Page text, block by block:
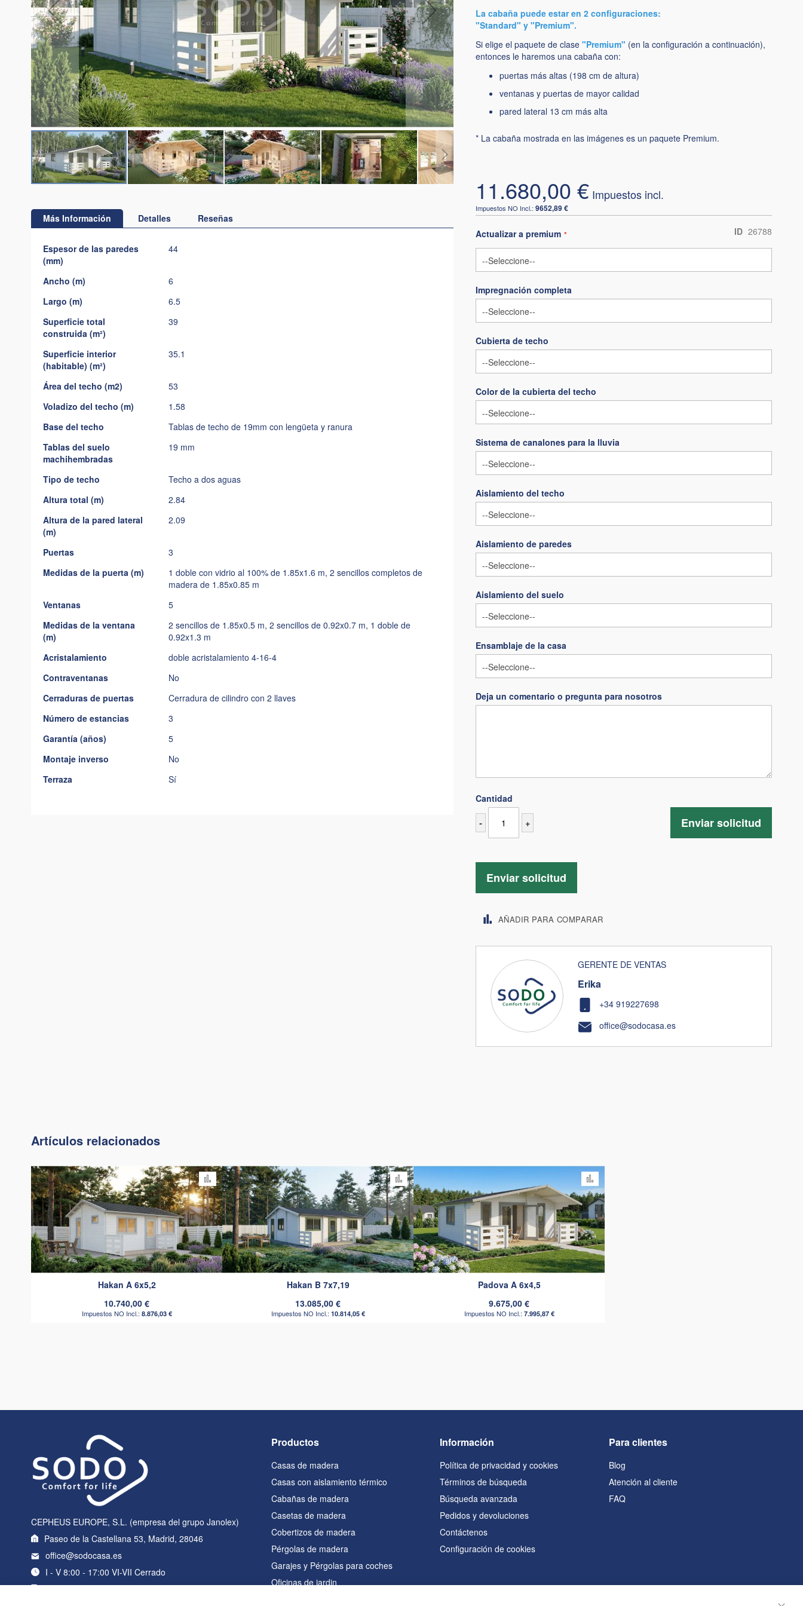
La cabaña puede estar en 2 configuraciones:
"Standard" y "Premium".
Si elige el paquete de clase "Premium" (en la configuración a continuación),
entonces le haremos una cabaña con:
puertas más altas (198 cm de altura)
ventanas y puertas de mayor calidad
pared lateral 13 cm más alta
* La cabaña mostrada en las imágenes es un paquete Premium.
11.680,00 €
9652,89 €
ID 26788
Actualizar a premium
Impregnación completa
Cubierta de techo
Color de la cubierta del techo
Sistema de canalones para la lluvia
Aislamiento del techo
Aislamiento de paredes
Aislamiento del suelo
Ensamblaje de la casa
Deja un comentario o pregunta para nosotros
Cantidad
- + Enviar solicitud
Enviar solicitud
AÑADIR PARA COMPARAR
GERENTE DE VENTAS
Erika
+34 919227698
office@sodocasa.es
comienzo
de
galería
Más Información
Más
Información
Espesor de las paredes
(mm)
44
Ancho (m)
6
Largo (m)
6.5
Superficie total
construida (m²)
39
Superficie interior
(habitable) (m²)
35.1
Área del techo (m2)
53
Voladizo del techo (m)
1.58
Base del techo
Tablas de techo de 19mm con lengüeta y ranura
Tablas del suelo
machihembradas
19 mm
Tipo de techo
Techo a dos aguas
Altura total (m)
2.84
Altura de la pared lateral
(m)
2.09
Puertas
3
Medidas de la puerta (m)
1 doble con vidrio al 100% de 1.85x1.6 m, 2 sencillos completos de
madera de 1.85x0.85 m
Ventanas
5
Medidas de la ventana
(m)
2 sencillos de 1.85x0.5 m, 2 sencillos de 0.92x0.7 m, 1 doble de
0.92x1.3 m
Acristalamiento
doble acristalamiento 4-16-4
Contraventanas
No
Cerraduras de puertas
Cerradura de cilindro con 2 llaves
Número de estancias
3
Garantía (años)
5
Montaje inverso
No
Terraza
Sí
Detalles Reseñas
Artículos relacionados
Hakan A 6x5,2
10.740,00 €
8.876,03 €
Añadir para comparar
Hakan B 7x7,19
13.085,00 €
10.814,05 €
Añadir para comparar
Padova A 6x4,5
9.675,00 €
7.995,87 €
CEPHEUS EUROPE, S.L. (empresa del grupo Janolex)
Paseo de la Castellana 53, Madrid, 28046
office@sodocasa.es
I - V 8:00 - 17:00 VI-VII Cerrado
+34 919 22 76 98
Para clientes
Blog
Atención al cliente
FAQ
Información
Política de privacidad y cookies
Términos de búsqueda
Búsqueda avanzada
Pedidos y devoluciones
Contáctenos
Configuración de cookies
Productos
Casas de madera
Casas con aislamiento térmico
Cabañas de madera
Casetas de madera
Cobertizos de madera
Pérgolas de madera
Garajes y Pérgolas para coches
Oficinas de jardin